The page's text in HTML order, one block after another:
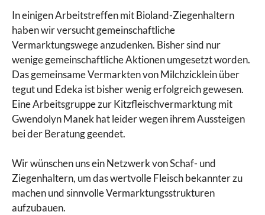
In einigen Arbeitstreffen mit Bioland-Ziegenhaltern
haben wir versucht gemeinschaftliche
Vermarktungswege anzudenken. Bisher sind nur
wenige gemeinschaftliche Aktionen umgesetzt worden.
Das gemeinsame Vermarkten von Milchzicklein über
tegut und Edeka ist bisher wenig erfolgreich gewesen.
Eine Arbeitsgruppe zur Kitzfleischvermarktung mit
Gwendolyn Manek hat leider wegen ihrem Aussteigen
bei der Beratung geendet.
Wir wünschen uns ein Netzwerk von Schaf- und
Ziegenhaltern, um das wertvolle Fleisch bekannter zu
machen und sinnvolle Vermarktungsstrukturen
aufzubauen.